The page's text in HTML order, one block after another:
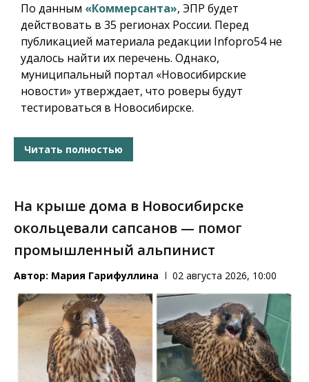
По данным «Коммерсанта», ЭПР будет
действовать в 35 регионах России. Перед
публикацией материала редакции Infopro54 не
удалось найти их перечень. Однако,
муниципальный портал «Новосибирские
новости» утверждает, что роверы будут
тестироваться в Новосибирске.
Читать полностью
На крыше дома в Новосибирске
окольцевали сапсанов — помог
промышленный альпинист
Автор: Мария Гарифуллина 02 августа 2026, 10:00